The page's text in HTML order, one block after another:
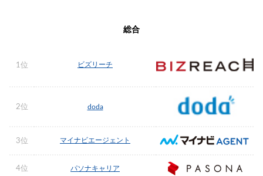
総合
1位 ビズリーチ
2位 doda
3位 マイナビエージェント
4位 パソナキャリア